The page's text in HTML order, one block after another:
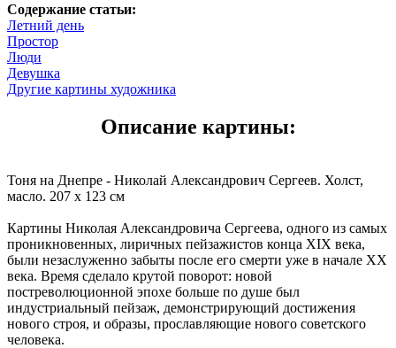
Содержание статьи:
Летний день
Простор
Люди
Девушка
Другие картины художника
Описание картины:
Тоня на Днепре - Николай Александрович Сергеев. Холст,
масло. 207 x 123 см
Картины Николая Александровича Сергеева, одного из самых
проникновенных, лиричных пейзажистов конца XIX века,
были незаслуженно забыты после его смерти уже в начале XX
века. Время сделало крутой поворот: новой
постреволюционной эпохе больше по душе был
индустриальный пейзаж, демонстрирующий достижения
нового строя, и образы, прославляющие нового советского
человека.